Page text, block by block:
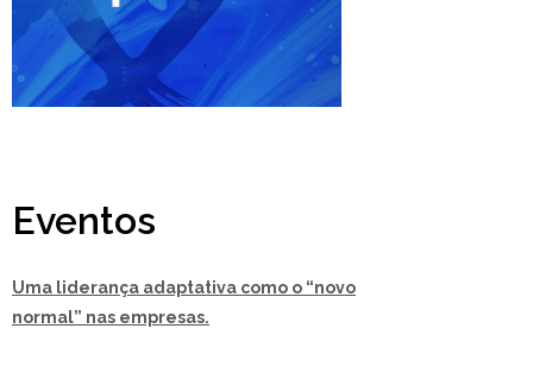
Eventos
Uma liderança adaptativa como o “novo
normal” nas empresas.